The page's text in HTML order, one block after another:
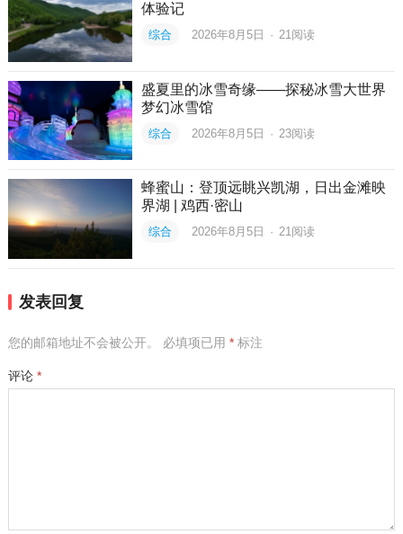
体验记
综合 2026年8月5日 · 21阅读
盛夏里的冰雪奇缘——探秘冰雪大世界
梦幻冰雪馆
综合 2026年8月5日 · 23阅读
蜂蜜山：登顶远眺兴凯湖，日出金滩映
界湖 | 鸡西·密山
综合 2026年8月5日 · 21阅读
发表回复
您的邮箱地址不会被公开。 必填项已用 *标注
评论 *